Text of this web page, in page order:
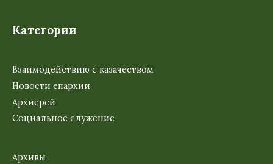
Категории
Взаимодействию с казачеством
Новости епархии
Архиерей
Социальное служение
Архивы